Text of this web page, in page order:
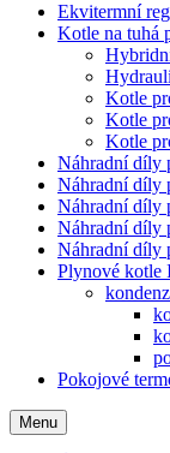
Ekvitermní
Kotle na tuhá
Kotle
Kotle
Kotle
Náhradní díly
Náhradní díly
Náhradní díly
Náhradní díly
Náhradní díly
Plynové kotle
Pokojové
Menu